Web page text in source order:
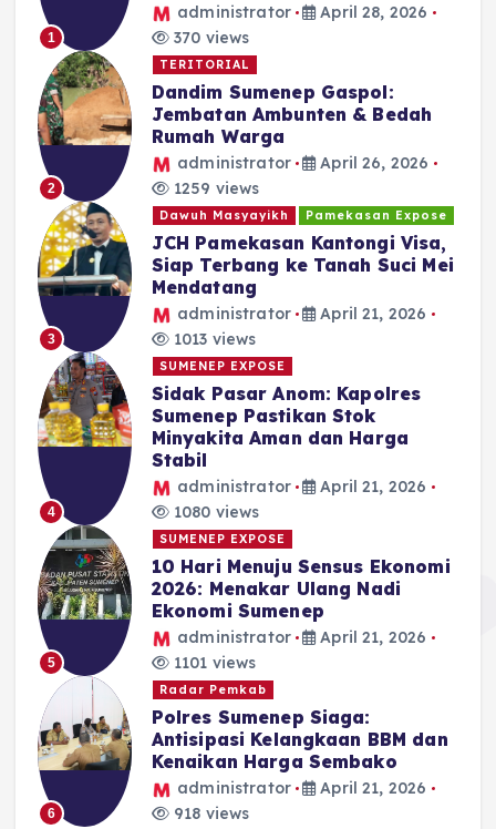
1
administrator
April 28, 2026
370 views
2
TERITORIAL
Dandim Sumenep Gaspol:
Jembatan Ambunten & Bedah
Rumah Warga
administrator
April 26, 2026
1259 views
3
Dawuh Masyayikh Pamekasan Expose
JCH Pamekasan Kantongi Visa,
Siap Terbang ke Tanah Suci Mei
Mendatang
administrator
April 21, 2026
1013 views
4
SUMENEP EXPOSE
Sidak Pasar Anom: Kapolres
Sumenep Pastikan Stok
Minyakita Aman dan Harga
Stabil
administrator
April 21, 2026
1080 views
5
SUMENEP EXPOSE
10 Hari Menuju Sensus Ekonomi
2026: Menakar Ulang Nadi
Ekonomi Sumenep
administrator
April 21, 2026
1101 views
6
Radar Pemkab
Polres Sumenep Siaga:
Antisipasi Kelangkaan BBM dan
Kenaikan Harga Sembako
administrator
April 21, 2026
918 views